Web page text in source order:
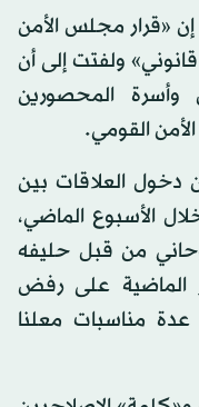
«قرار مجلس الأمن
ولفتت إلى أن
المحصورين
القومي.
العلاقات بين
الأسبوع الماضي،
من قبل حليفه
الماضية على رفض
مناسبات معلنا